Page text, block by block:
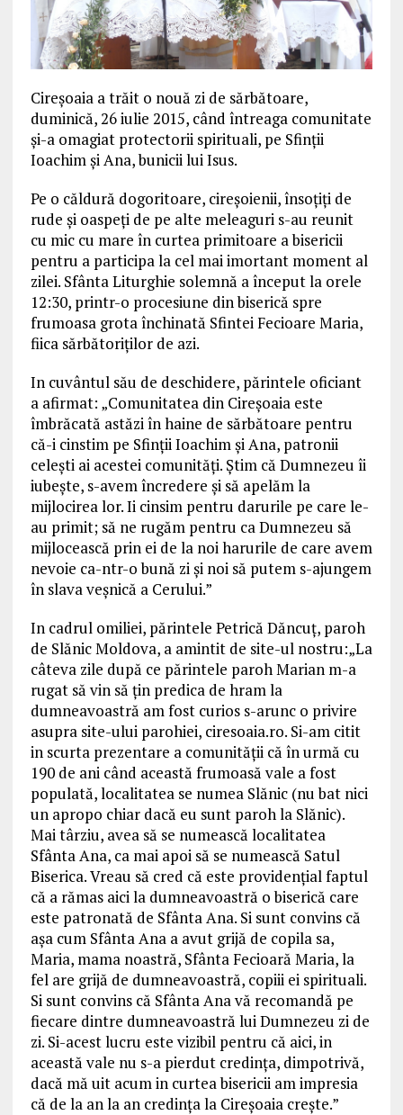
Cireșoaia a trăit o nouă zi de sărbătoare,
duminică, 26 iulie 2015, când întreaga comunitate
și-a omagiat protectorii spirituali, pe Sfinții
Ioachim și Ana, bunicii lui Isus.
Pe o căldură dogoritoare, cireșoienii, însoțiți de
rude și oaspeți de pe alte meleaguri s-au reunit
cu mic cu mare în curtea primitoare a bisericii
pentru a participa la cel mai imortant moment al
zilei. Sfânta Liturghie solemnă a început la orele
12:30, printr-o procesiune din biserică spre
frumoasa grota închinată Sfintei Fecioare Maria,
fiica sărbătoriților de azi.
In cuvântul său de deschidere, părintele oficiant
a afirmat: „Comunitatea din Cireșoaia este
îmbrăcată astăzi în haine de sărbătoare pentru
că-i cinstim pe Sfinții Ioachim și Ana, patronii
celești ai acestei comunități. Știm că Dumnezeu îi
iubește, s-avem încredere și să apelăm la
mijlocirea lor. Ii cinsim pentru darurile pe care le-
au primit; să ne rugăm pentru ca Dumnezeu să
mijlocească prin ei de la noi harurile de care avem
nevoie ca-ntr-o bună zi și noi să putem s-ajungem
în slava veșnică a Cerului.”
In cadrul omiliei, părintele Petrică Dăncuț, paroh
de Slănic Moldova, a amintit de site-ul nostru:„La
câteva zile după ce părintele paroh Marian m-a
rugat să vin să țin predica de hram la
dumneavoastră am fost curios s-arunc o privire
asupra site-ului parohiei, ciresoaia.ro. Si-am citit
in scurta prezentare a comunității că în urmă cu
190 de ani când această frumoasă vale a fost
populată, localitatea se numea Slănic (nu bat nici
un apropo chiar dacă eu sunt paroh la Slănic).
Mai târziu, avea să se numească localitatea
Sfânta Ana, ca mai apoi să se numească Satul
Biserica. Vreau să cred că este providențial faptul
că a rămas aici la dumneavoastră o biserică care
este patronată de Sfânta Ana. Si sunt convins că
așa cum Sfânta Ana a avut grijă de copila sa,
Maria, mama noastră, Sfânta Fecioară Maria, la
fel are grijă de dumneavoastră, copiii ei spirituali.
Si sunt convins că Sfânta Ana vă recomandă pe
fiecare dintre dumneavoastră lui Dumnezeu zi de
zi. Si-acest lucru este vizibil pentru că aici, in
această vale nu s-a pierdut credința, dimpotrivă,
dacă mă uit acum in curtea bisericii am impresia
că de la an la an credința la Cireșoaia crește.”